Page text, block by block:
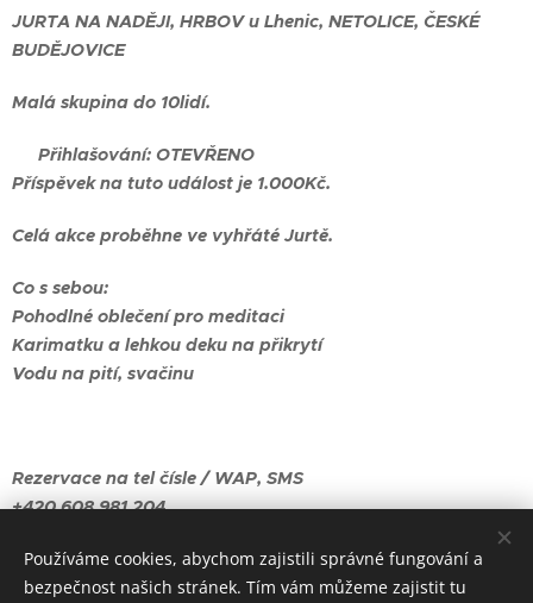
JURTA NA NADĚJI, HRBOV u Lhenic, NETOLICE, ČESKÉ
BUDĚJOVICE
Malá skupina do 10lidí.
⭐️ Přihlašování: OTEVŘENO
Příspěvek na tuto událost je 1.000Kč.
Celá akce proběhne ve vyhřáté Jurtě.
Co s sebou:
Pohodlné oblečení pro meditaci
Karimatku a lehkou deku na přikrytí
Vodu na pití, svačinu
Rezervace na tel čísle / WAP, SMS
+420 608 981 204
Těšíme se na Vás 😊👋
Používáme cookies, abychom zajistili správné fungování a
bezpečnost našich stránek. Tím vám můžeme zajistit tu